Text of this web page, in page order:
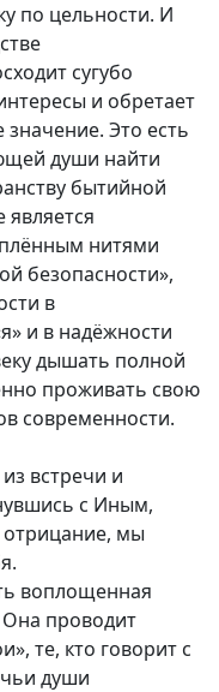
по цельности. И
сугубо
и обретает
Это есть
души найти
бытийной
является
нитями
безопасности»,
в
и в надёжности
дышать полной
проживать свою
современности.
встречи и
с Иным,
отрицание, мы
воплощенная
Она проводит
те, кто говорит с
души